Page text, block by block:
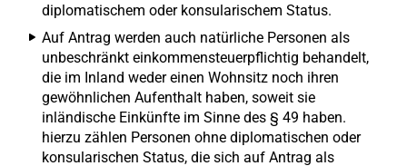
diplomatischem oder konsularischem Status.
Auf Antrag werden auch natürliche Personen als
unbeschränkt einkommensteuerpflichtig behandelt,
die im Inland weder einen Wohnsitz noch ihren
gewöhnlichen Aufenthalt haben, soweit sie
inländische Einkünfte im Sinne des § 49 haben.
hierzu zählen Personen ohne diplomatischen oder
konsularischen Status, die sich auf Antrag als